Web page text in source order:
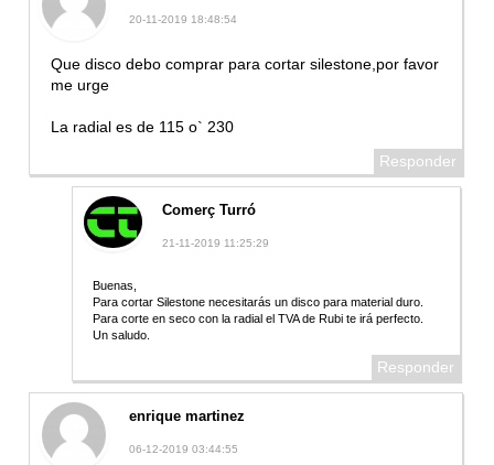
20-11-2019 18:48:54
Que disco debo comprar para cortar silestone,por favor
me urge
La radial es de 115 o` 230
Responder
Comerç Turró
21-11-2019 11:25:29
Buenas,
Para cortar Silestone necesitarás un disco para material duro.
Para corte en seco con la radial el TVA de Rubi te irá perfecto.
Un saludo.
Responder
enrique martinez
06-12-2019 03:44:55